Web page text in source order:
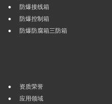
防爆接线箱
防爆控制箱
防爆防腐箱三防箱
资质荣誉
应用领域